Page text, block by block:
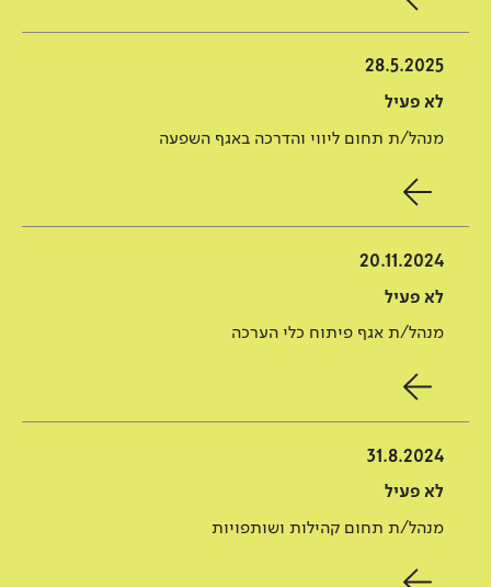
28.5.2025
לא פעיל
מנהל/ת תחום ליווי והדרכה באגף השפעה
20.11.2024
לא פעיל
מנהל/ת אגף פיתוח כלי הערכה
31.8.2024
לא פעיל
מנהל/ת תחום קהילות ושותפויות